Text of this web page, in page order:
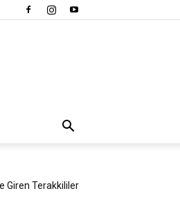
Giren Terakkililer